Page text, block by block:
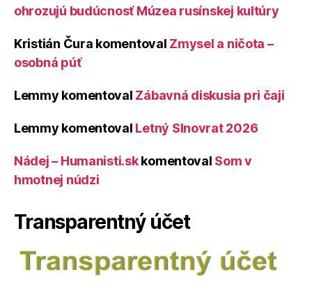
ohrozujú budúcnosť Múzea rusínskej kultúry
Kristián Čura komentoval Zmysel a ničota –
osobná púť
Lemmy komentoval Zábavná diskusia pri čaji
Lemmy komentoval Letný Slnovrat 2026
Nádej – Humanisti.skkomentoval Som v
hmotnej núdzi
Transparentný účet